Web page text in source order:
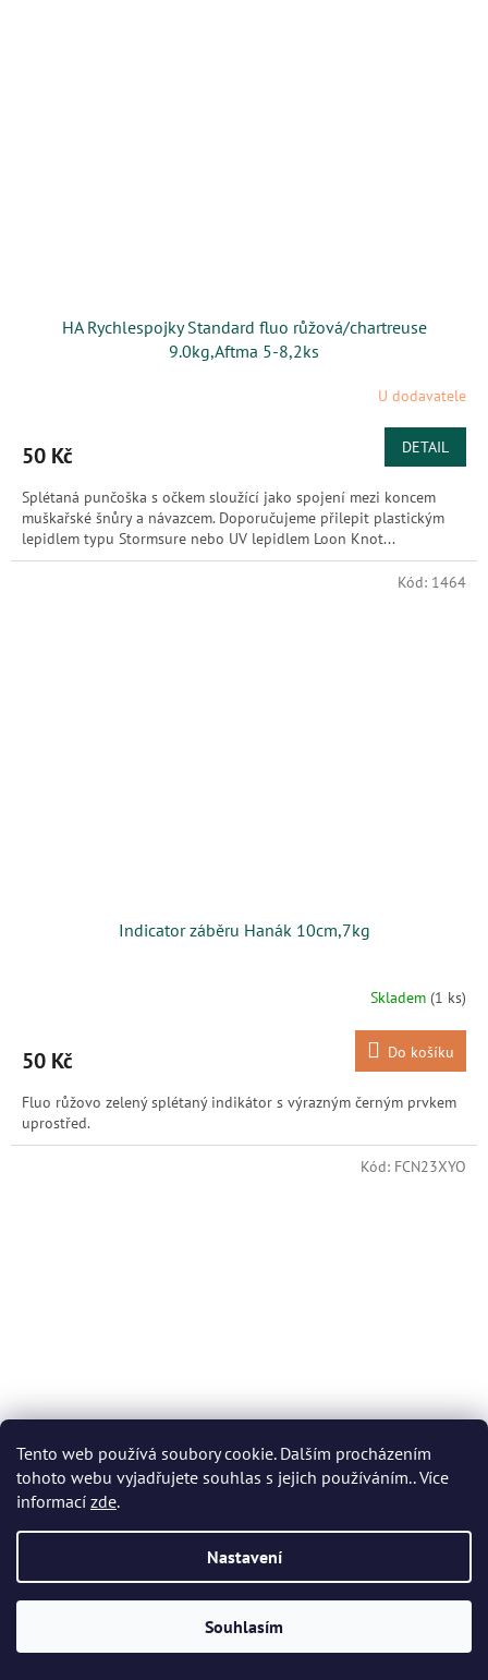
Tento web používá soubory cookie. Dalším procházením
tohoto webu vyjadřujete souhlas s jejich používáním.. Více
informací zde.
Nastavení
Souhlasím
HA Rychlespojky Standard fluo růžová/chartreuse
9.0kg,Aftma 5-8,2ks
U dodavatele
50 Kč DETAIL
Splétaná punčoška s očkem sloužící jako spojení mezi koncem
muškařské šnůry a návazcem. Doporučujeme přilepit plastickým
lepidlem typu Stormsure nebo UV lepidlem Loon Knot...
Indicator záběru Hanák 10cm,7kg
Skladem (1 ks)
50 Kč Do košíku
Fluo růžovo zelený splétaný indikátor s výrazným černým prvkem
uprostřed.
Kód: 1464
HE FURLED LEADER CZECH NYMPH - FLUO ORANŽOVÁ/
ŽLUTÁ
Skladem(1 ks)
Kód: FCN23XYO